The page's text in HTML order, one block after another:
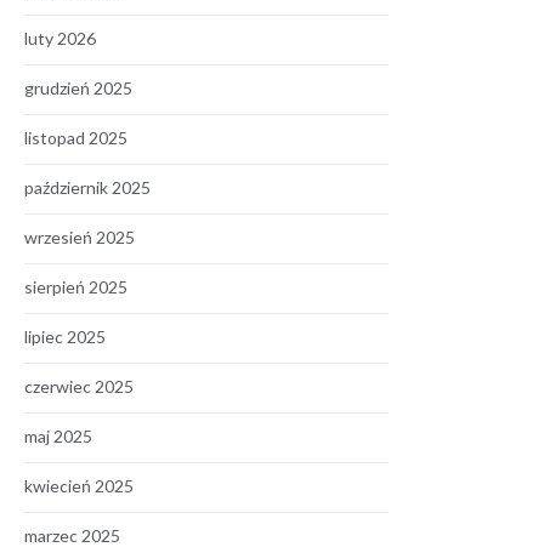
luty 2026
grudzień 2025
listopad 2025
październik 2025
wrzesień 2025
sierpień 2025
lipiec 2025
czerwiec 2025
maj 2025
kwiecień 2025
marzec 2025